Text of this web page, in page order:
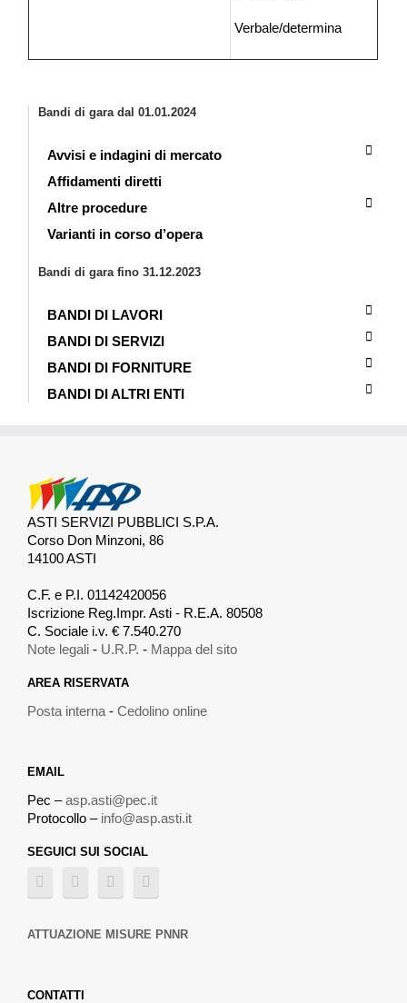
Verbale/determina
Bandi di gara dal 01.01.2024
Avvisi e indagini di mercato
Affidamenti diretti
Altre procedure
Varianti in corso d’opera
Bandi di gara fino 31.12.2023
BANDI DI LAVORI
BANDI DI SERVIZI
BANDI DI FORNITURE
BANDI DI ALTRI ENTI
ASTI SERVIZI PUBBLICI S.P.A.
Corso Don Minzoni, 86
14100 ASTI
C.F. e P.I. 01142420056
Iscrizione Reg.Impr. Asti - R.E.A. 80508
C. Sociale i.v. € 7.540.270
Note legali - U.R.P. - Mappa del sito
AREA RISERVATA
Posta interna -Cedolino online
EMAIL
Pec –asp.asti@pec.it
Protocollo – info@asp.asti.it
SEGUICI SUI SOCIAL
ATTUAZIONE MISURE PNNR
CONTATTI